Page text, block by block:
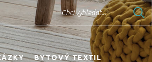
Chci vyhledat...
BYTOVÝ TEXTIL